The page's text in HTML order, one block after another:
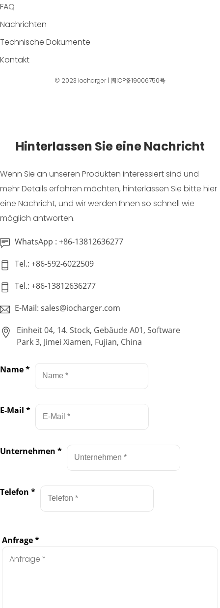
FAQ
Nachrichten
Technische Dokumente
Kontakt
© 2023 iocharger| 闽ICP备19006750号
Hinterlassen Sie eine Nachricht
Wenn Sie an unseren Produkten interessiert sind und
mehr Details erfahren möchten, hinterlassen Sie bitte hier
eine Nachricht, und wir werden Ihnen so schnell wie
möglich antworten.
WhatsApp : +86-13812636277
Tel.: +86-592-6022509
Tel.: +86-13812636277
E-Mail: sales@iocharger.com
Einheit 04, 14. Stock, Gebäude A01, Software
Park 3, Jimei Xiamen, Fujian, China
Name*
E-Mail *
Unternehmen *
Telefon *
Anfrage*